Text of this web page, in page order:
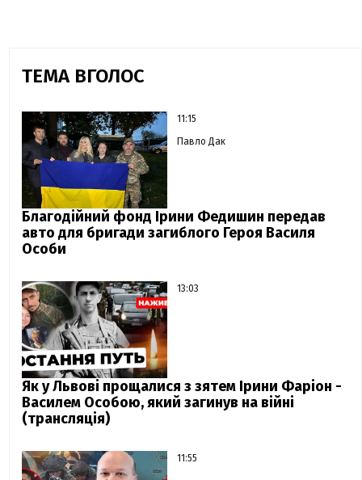
ТЕМА ВГОЛОС
11:15
Павло Дак
Благодійний фонд Ірини Федишин передав
авто для бригади загиблого Героя Василя
Особи
13:03
Як у Львові прощалися з зятем Ірини Фаріон -
Василем Особою, який загинув на війні
(трансляція)
11:55